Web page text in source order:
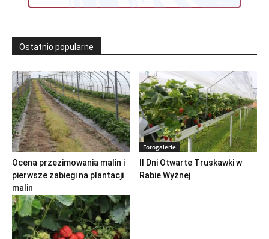
Ostatnio popularne
Ocena przezimowania malin i
pierwsze zabiegi na plantacji
malin
Fotogalerie
II Dni Otwarte Truskawki w
Rabie Wyżnej